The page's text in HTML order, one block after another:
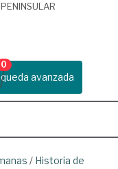
avanzada
0
/ Historia de